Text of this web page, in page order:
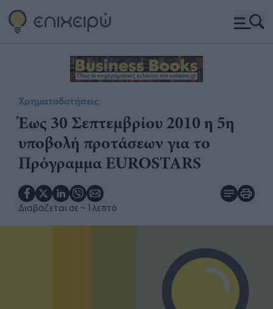
Χρηματοδοτήσεις
Έως 30 Σεπτεμβρίου 2010 η 5η
υποβολή προτάσεων για το
Πρόγραμμα EUROSTARS
Διαβάζεται σε ~ 1 λεπτό